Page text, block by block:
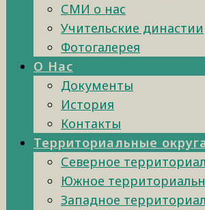
СМИ о нас
Учительские династии
Фотогалерея
О Нас
Документы
История
Контакты
Территориальные
Северное
Южное
Западное